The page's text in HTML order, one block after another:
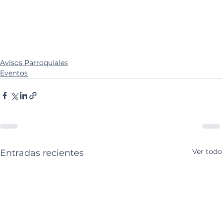
Avisos Parroquiales
Eventos
Entradas recientes Ver todo